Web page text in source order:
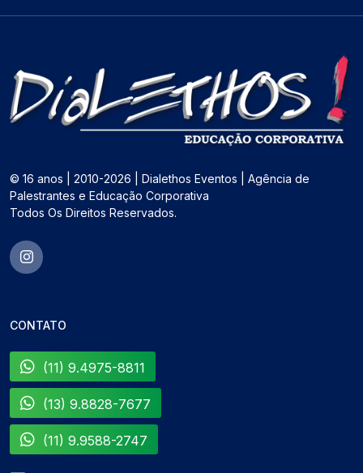
© 16 anos | 2010-2026 | Dialethos Eventos | Agência de
Palestrantes e Educação Corporativa
Todos Os Direitos Reservados.
CONTATO
(11) 9.4975-8811
(13) 9.8828-7677
(11) 9.9588-2747